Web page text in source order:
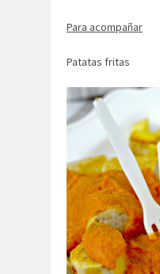
Para acompañar
Patatas fritas